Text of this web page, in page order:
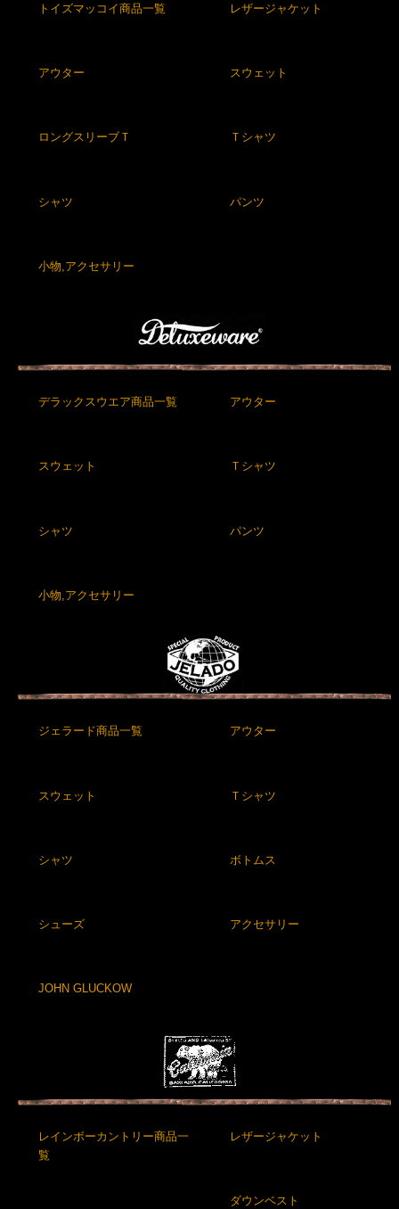
トイズマッコイ商品一覧 レザージャケット
アウター スウェット
ロングスリーブＴ Ｔシャツ
シャツ パンツ
小物,アクセサリー
デラックスウエア商品一覧 アウター
スウェット Ｔシャツ
シャツ パンツ
小物,アクセサリー
ジェラード商品一覧 アウター
スウェット Ｔシャツ
シャツ ボトムス
シューズ アクセサリー
JOHN GLUCKOW
レインボーカントリー商品一
覧
レザージャケット
ダウンベスト